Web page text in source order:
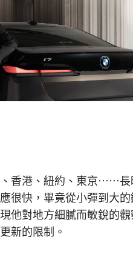
香港、紐約、東京⋯⋯長
很快，畢竟從小彈到大
他對地方細膩而敏銳的
新的限制。